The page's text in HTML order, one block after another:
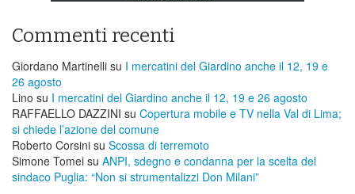
Commenti recenti
Giordano Martinelli su I mercatini del Giardino anche il 12, 19 e
26 agosto
Lino su I mercatini del Giardino anche il 12, 19 e 26 agosto
RAFFAELLO DAZZINI su ​Copertura mobile e TV nella Val di Lima;
si chiede l’azione del comune
Roberto Corsini su Scossa di terremoto
Simone Tomei su ANPI, sdegno e condanna per la scelta del
sindaco Puglia: “Non si strumentalizzi Don Milani”